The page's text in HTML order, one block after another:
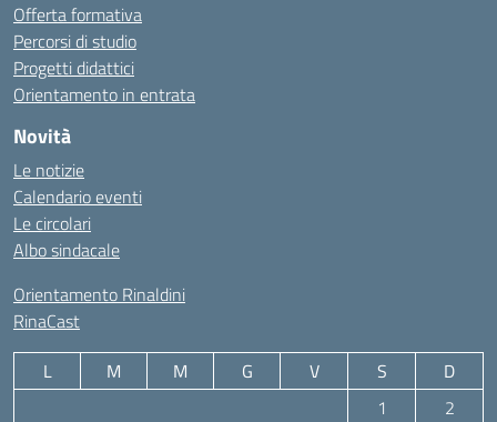
Offerta formativa
Percorsi di studio
Progetti didattici
Orientamento in entrata
Novità
Le notizie
Calendario eventi
Le circolari
Albo sindacale
Orientamento Rinaldini
RinaCast
L M M G V S
D
1
2